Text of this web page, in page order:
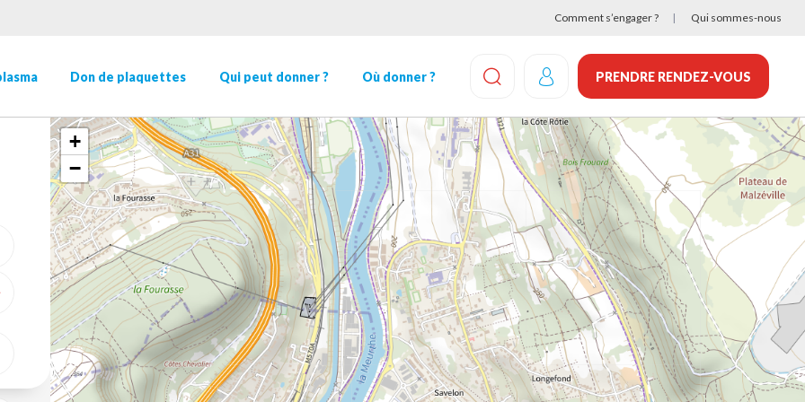
Comment s’engager ? Qui sommes-nous
Don de plaquettes Qui peut donner ? Où donner ?
EFFECTUEZ UNE RECHERCHE
PRENDRE RENDEZ-VOUS
GÉOLOCALISER
+
−